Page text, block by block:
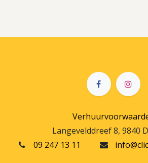
Langevelddreef 8, 9840
09 247 13 11